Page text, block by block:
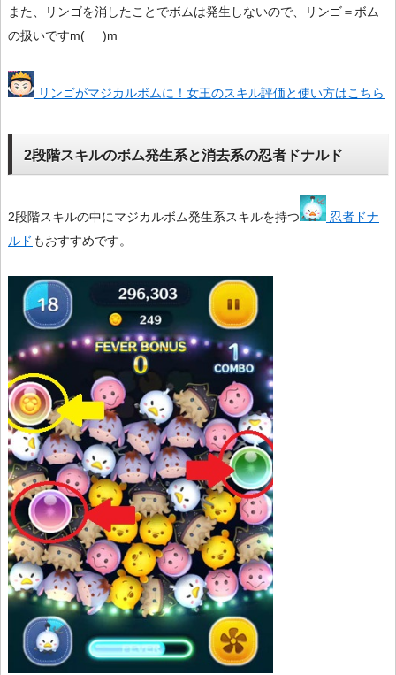
また、リンゴを消したことでボムは発生しないので、リンゴ＝ボム
の扱いですm(_ _)m
リンゴがマジカルボムに！女王のスキル評価と使い方はこちら
2段階スキルのボム発生系と消去系の忍者ドナルド
2段階スキルの中にマジカルボム発生系スキルを持つ
忍者ドナ
ルド もおすすめです。